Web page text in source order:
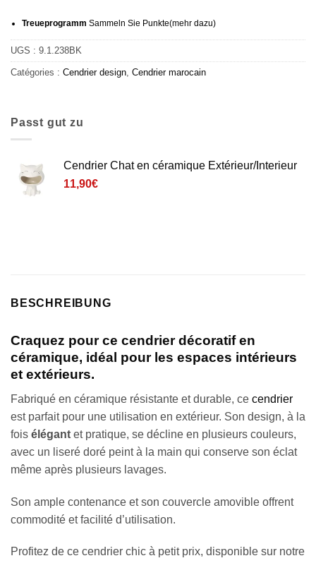
Treueprogramm Sammeln Sie Punkte(mehrdazu)
UGS : 9.1.238BK
Catégories : Cendrier design Cendrier marocain
Passt gut zu
Cendrier Chat en céramique Extérieur/Interieur
11,90€
BESCHREIBUNG
Craquez pour ce cendrier décoratif en
céramique, idéal pour les espaces intérieurs
et extérieurs.
Fabriqué en céramique résistante et durable, ce cendrier
est parfait pour une utilisation en extérieur. Son design, à la
fois élégant et pratique, se décline en plusieurs couleurs,
avec un liseré doré peint à la main qui conserve son éclat
même après plusieurs lavages.
Son ample contenance et son couvercle amovible offrent
commodité et facilité d’utilisation.
Profitez de ce cendrier chic à petit prix, disponible sur notre